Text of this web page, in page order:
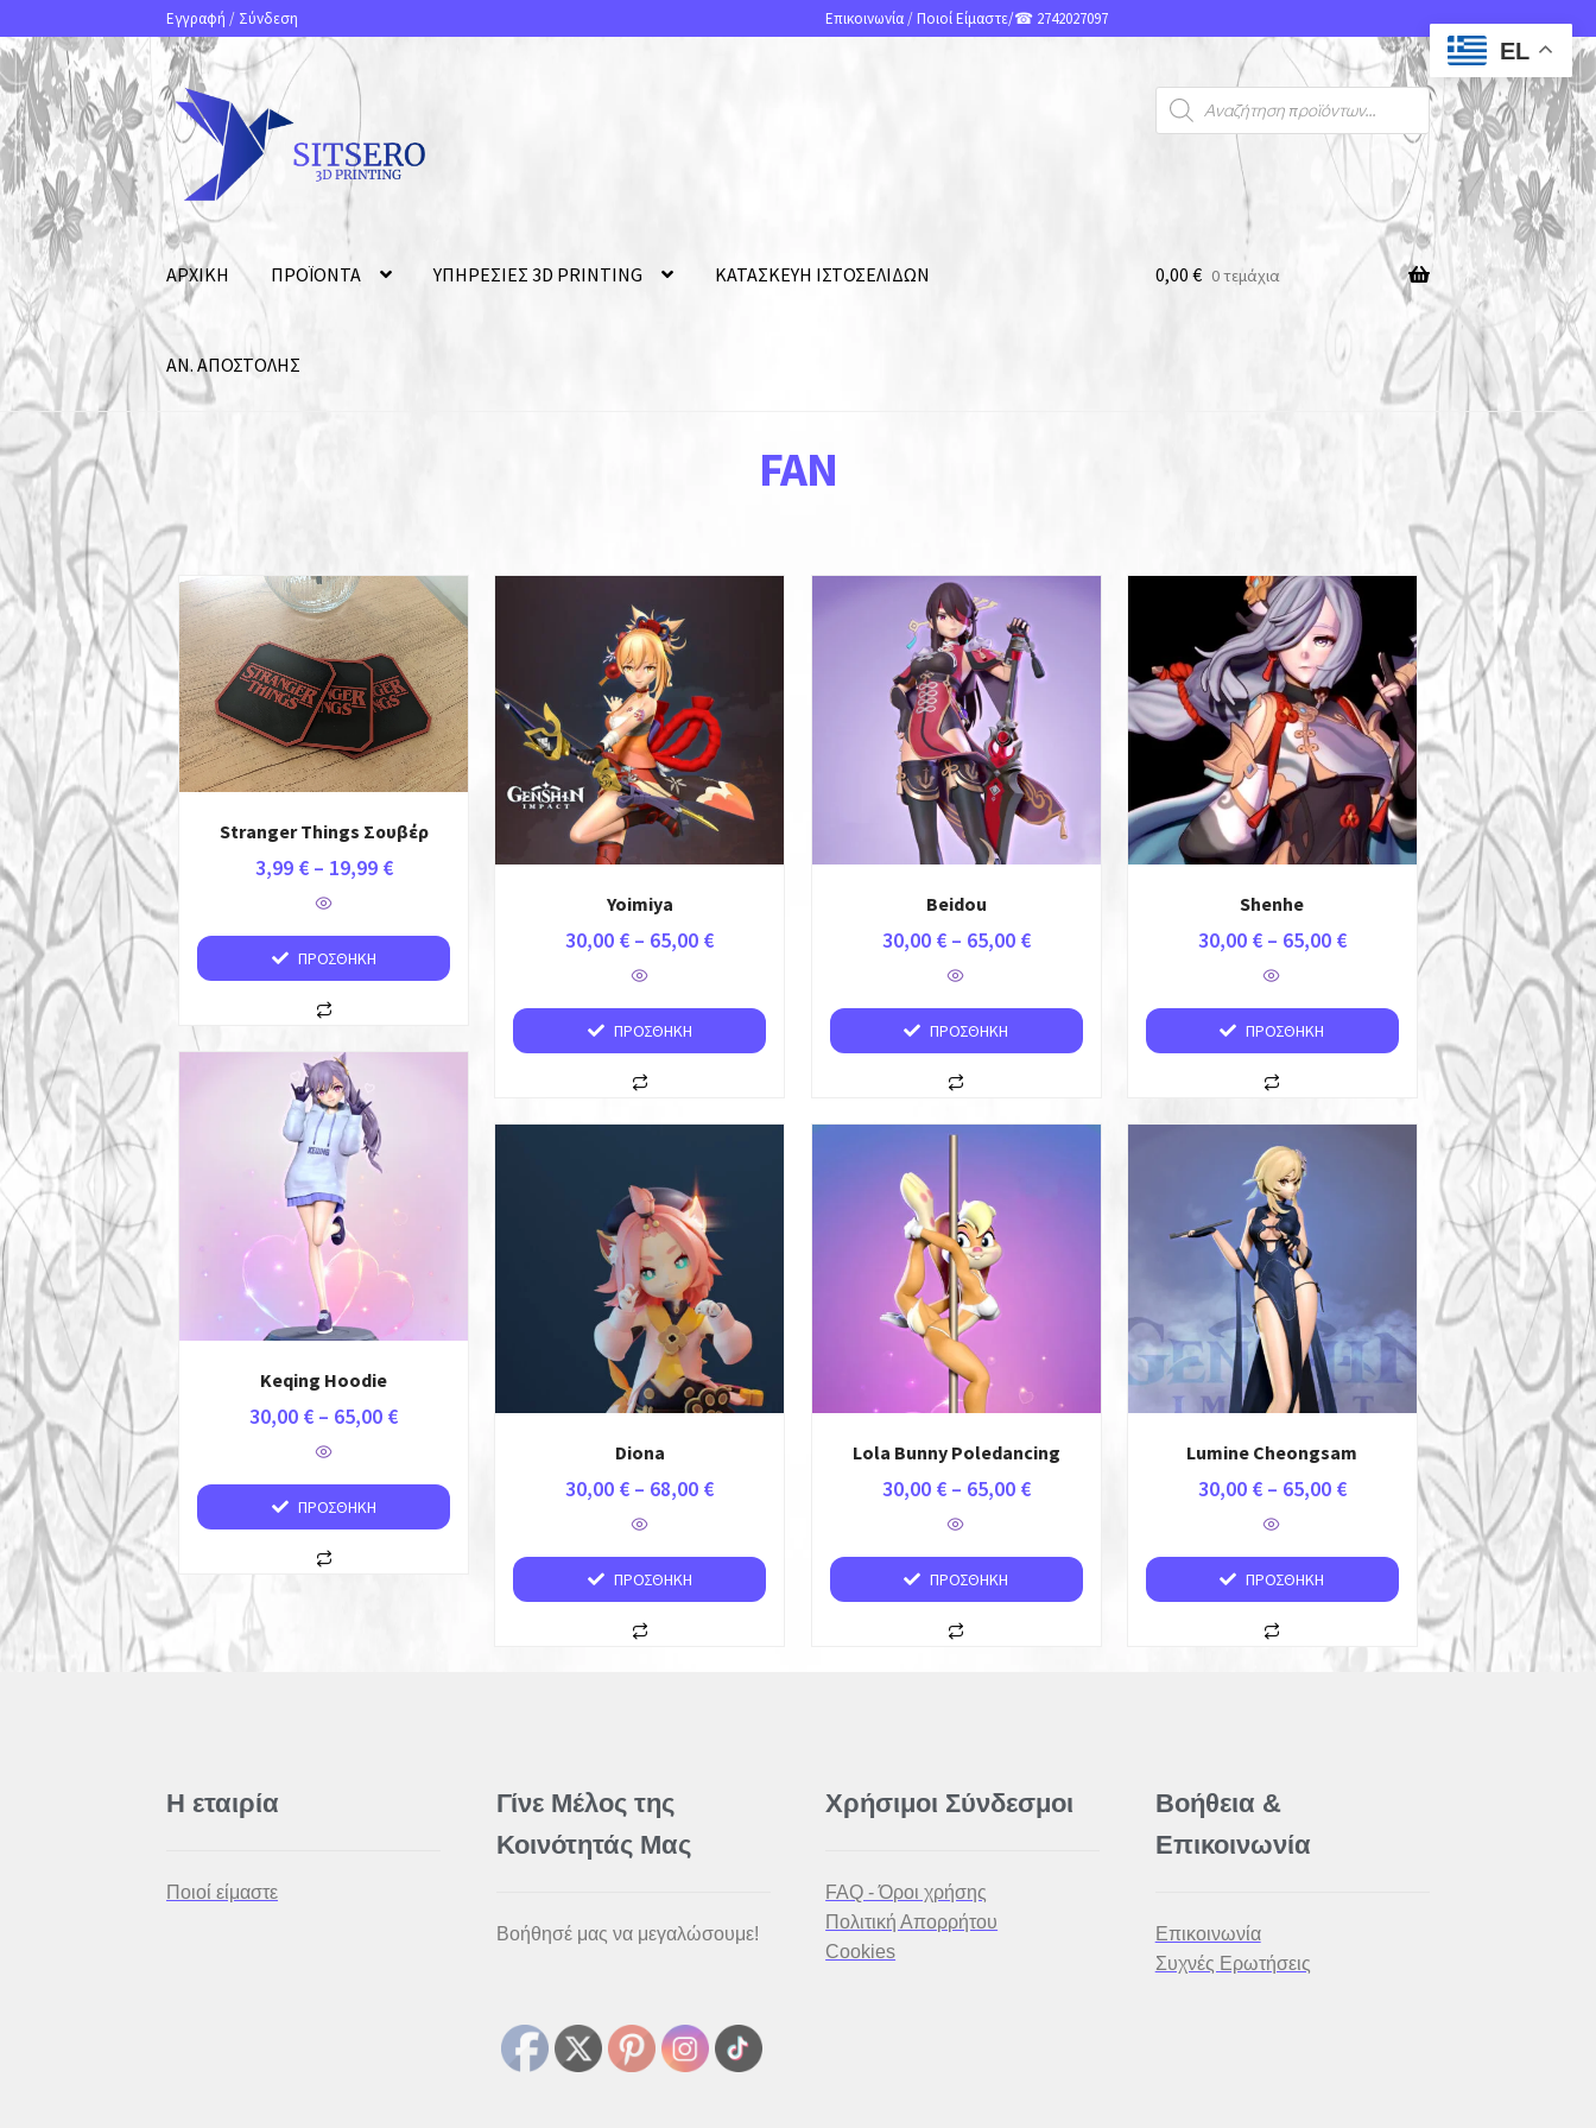
Εγγραφή / Σύνδεση Επικοινωνία/ Ποιοί Είμαστε/☎ 2742027097
ΑΡΧΙΚΗ ΠΡΟΪΟΝΤΑ ΥΠΗΡΕΣΙΕΣ 3D PRINTING ΚΑΤΑΣΚΕΥΗ ΙΣΤΟΣΕΛΙΔΩΝ
ΑΝ. ΑΠΟΣΤΟΛΗΣ
0,00 € 0 τεμάχια
FAN
Stranger Things Σουβέρ
3,99 € – 19,99 €
ΠΡΟΣΘΉΚΗ
Yoimiya
30,00 € – 65,00 €
ΠΡΟΣΘΉΚΗ
Beidou
30,00 € – 65,00 €
ΠΡΟΣΘΉΚΗ
Shenhe
30,00 € – 65,00 €
ΠΡΟΣΘΉΚΗ
Keqing Hoodie
30,00 € – 65,00 €
ΠΡΟΣΘΉΚΗ
Diona
30,00 € – 68,00 €
ΠΡΟΣΘΉΚΗ
Lola Bunny Poledancing
30,00 € – 65,00 €
ΠΡΟΣΘΉΚΗ
Lumine Cheongsam
30,00 € – 65,00 €
ΠΡΟΣΘΉΚΗ
Η εταιρία
Ποιοί είμαστε
Γίνε Μέλος της
Κοινότητάς Μας
Βοήθησέ μας να μεγαλώσουμε!
Χρήσιμοι Σύνδεσμοι
FAQ - Όροι χρήσης
Πολιτική Απορρήτου
Cookies
Βοήθεια &
Επικοινωνία
Επικοινωνία
Συχνές Ερωτήσεις
EL